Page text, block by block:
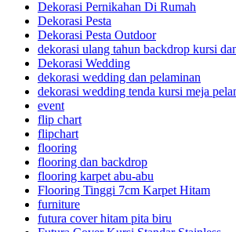
Dekorasi Pernikahan Di Rumah
Dekorasi Pesta
Dekorasi Pesta Outdoor
dekorasi ulang tahun backdrop kursi
Dekorasi Wedding
dekorasi wedding dan pelaminan
dekorasi wedding tenda kursi meja
event
flip chart
flipchart
flooring
flooring dan backdrop
flooring karpet abu-abu
Flooring Tinggi 7cm Karpet Hitam
furniture
futura cover hitam pita biru